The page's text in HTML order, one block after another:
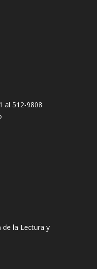
al 512-9808
la Lectura y